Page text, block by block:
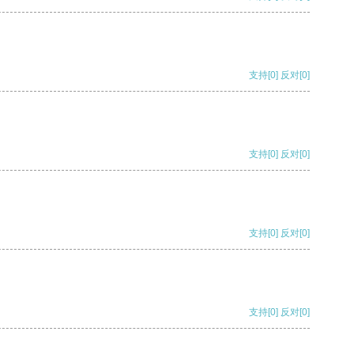
支持[0] 反对[0]
支持[0] 反对[0]
支持[0] 反对[0]
支持[0] 反对[0]